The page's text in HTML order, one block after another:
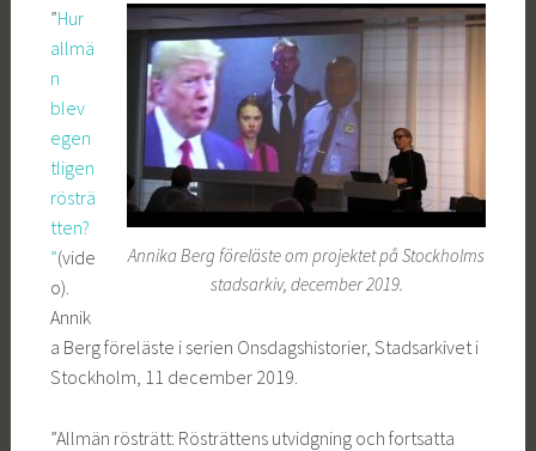
Annika Berg föreläste om projektet på Stockholms
stadsarkiv, december 2019.
”Hur
allmä
n
blev
egen
tligen
rösträ
tten?
”(vide
o).
Annik
a Berg föreläste i serien Onsdagshistorier, Stadsarkivet i
Stockholm, 11 december 2019.
”Allmän rösträtt: Rösträttens utvidgning och fortsatta